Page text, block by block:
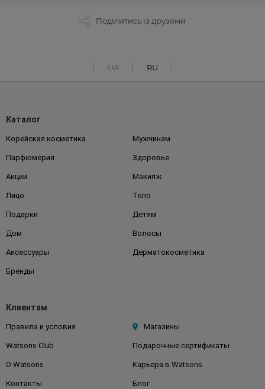
Поділитись із друзями
UA RU
Каталог
Корейская косметика Мужчинам
Парфюмерия Здоровье
Акции Макияж
Лицо Тело
Подарки Детям
Дом Волосы
Аксессуары Дерматокосметика
Бренды
Клиентам
Правила и условия Магазины
Watsons Club Подарочные сертификаты
О Watsons Карьера в Watsons
Контакты Блог